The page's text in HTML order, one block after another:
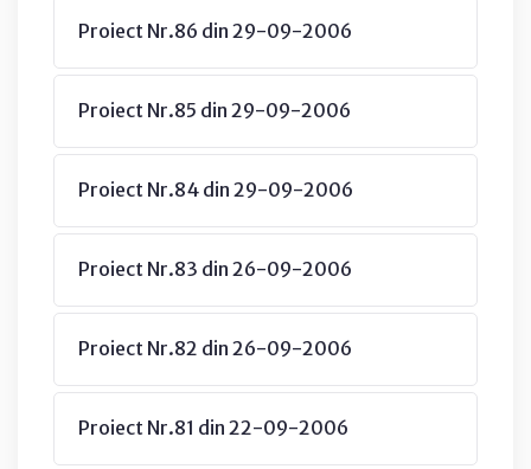
Proiect Nr.86 din 29-09-2006
Proiect Nr.85 din 29-09-2006
Proiect Nr.84 din 29-09-2006
Proiect Nr.83 din 26-09-2006
Proiect Nr.82 din 26-09-2006
Proiect Nr.81 din 22-09-2006